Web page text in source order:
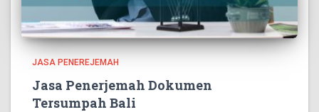
JASA PENEREJEMAH
Jasa Penerjemah Dokumen
Tersumpah Bali